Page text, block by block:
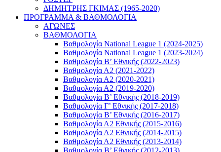
ΔΗΜΗΤΡΗΣ ΓΚΙΜΑΣ (1965-2020)
ΠΡΟΓΡΑΜΜΑ & ΒΑΘΜΟΛΟΓΙΑ
ΑΓΩΝΕΣ
ΒΑΘΜΟΛΟΓΙΑ
Βαθμολογία National League 1 (2024-2025)
Βαθμολογία National League 1 (2023-2024)
Βαθμολογία Β’ Εθνικής (2022-2023)
Βαθμολογία Α2 (2021-2022)
Βαθμολογία Α2 (2020-2021)
Βαθμολογία Α2 (2019-2020)
Βαθμολογία B’ Εθνικής (2018-2019)
Βαθμολογία Γ’ Εθνικής (2017-2018)
Βαθμολογία Β’ Εθνικής (2016-2017)
Βαθμολογία Α2 Εθνικής (2015-2016)
Βαθμολογία Α2 Εθνικής (2014-2015)
Βαθμολογία Α2 Εθνικής (2013-2014)
Βαθμολογία Β’ Εθνικής (2012-2013)